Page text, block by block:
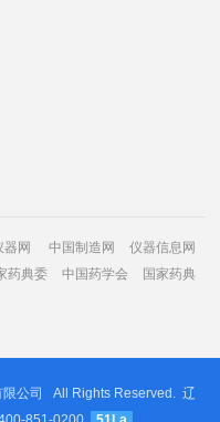
器网 中国制造网
仪器信息网
药典委 中国药学会
国家药典
公司 All Rights Reserved. 辽